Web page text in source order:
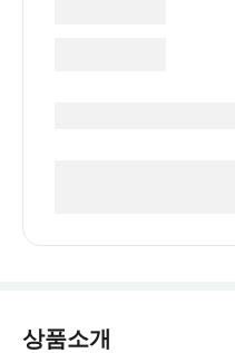
상품소개